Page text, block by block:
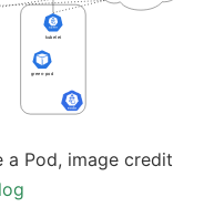
a Pod, image credit